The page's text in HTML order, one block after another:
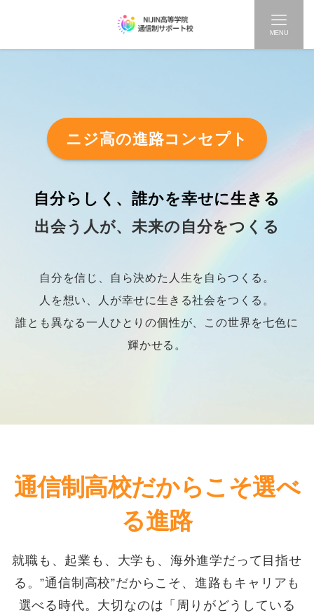
MENU
ニジ高の進路コンセプト
自分らしく、誰かを幸せに生きる
出会う人が、未来の自分をつくる
自分を信じ、自ら決めた人生を自らつくる。
人を想い、人が幸せに生きる社会をつくる。
誰とも異なる一人ひとりの個性が、この世界を七色に
輝かせる。
通信制高校だからこそ選べ
る進路
就職も、起業も、大学も、海外進学だって目指せ
る。”通信制高校”だからこそ、進路もキャリアも
選べる時代。大切なのは「周りがどうしている